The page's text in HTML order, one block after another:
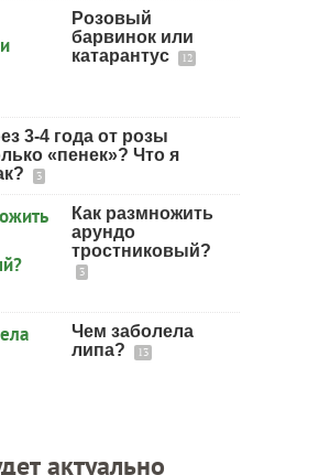
Розовый
барвинок или
катарантус
12
3-4 года от розы
«пенек»? Что я
3
Как размножить
арундо
тростниковый?
3
Чем заболела
липа?
13
актуально